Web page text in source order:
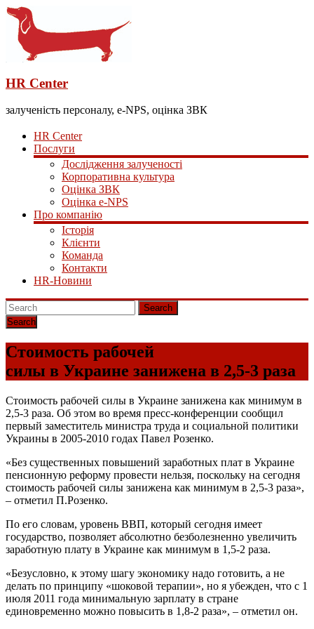
HR Center
залученість персоналу, e-NPS, оцінка ЗВК
HR Center
Послуги
Дослідження залученості
Корпоративна культура
Оцінка ЗВК
Оцінка e-NPS
Про компанію
Історія
Клієнти
Команда
Контакти
HR-Новини
Search
Стоимость рабочей
силы в Украине занижена в 2,5-3 раза
Стоимость рабочей силы в Украине занижена как минимум в
2,5-3 раза. Об этом во время пресс-конференции сообщил
первый заместитель министра труда и социальной политики
Украины в 2005-2010 годах Павел Розенко.
«Без существенных повышений заработных плат в Украине
пенсионную реформу провести нельзя, поскольку на сегодня
стоимость рабочей силы занижена как минимум в 2,5-3 раза»,
– отметил П.Розенко.
По его словам, уровень ВВП, который сегодня имеет
государство, позволяет абсолютно безболезненно увеличить
заработную плату в Украине как минимум в 1,5-2 раза.
«Безусловно, к этому шагу экономику надо готовить, а не
делать по принципу «шоковой терапии», но я убежден, что с 1
июля 2011 года минимальную зарплату в стране
единовременно можно повысить в 1,8-2 раза», – отметил он.